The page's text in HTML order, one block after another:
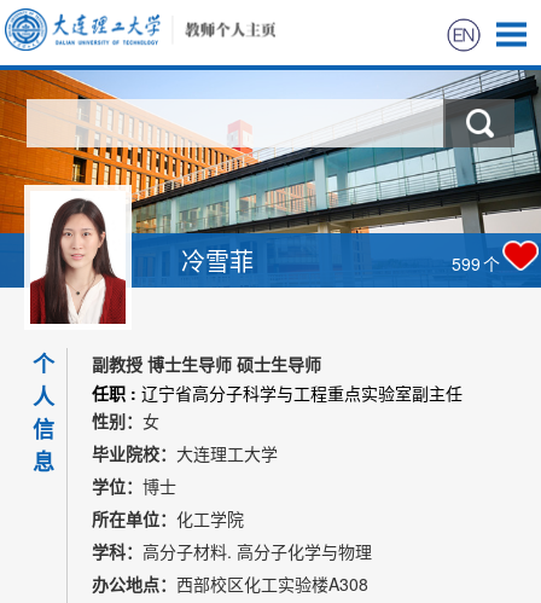
首页
科学研究
教学研究
获奖信息
招生信息
学生信息
我的相册
教师博客
冷雪菲 599个
个
人
信
息
副教授 博士生导师 硕士生导师
任职 : 辽宁省高分子科学与工程重点实验室副主任
性别： 女
毕业院校： 大连理工大学
学位： 博士
所在单位： 化工学院
学科： 高分子材料. 高分子化学与物理
办公地点： 西部校区化工实验楼A308